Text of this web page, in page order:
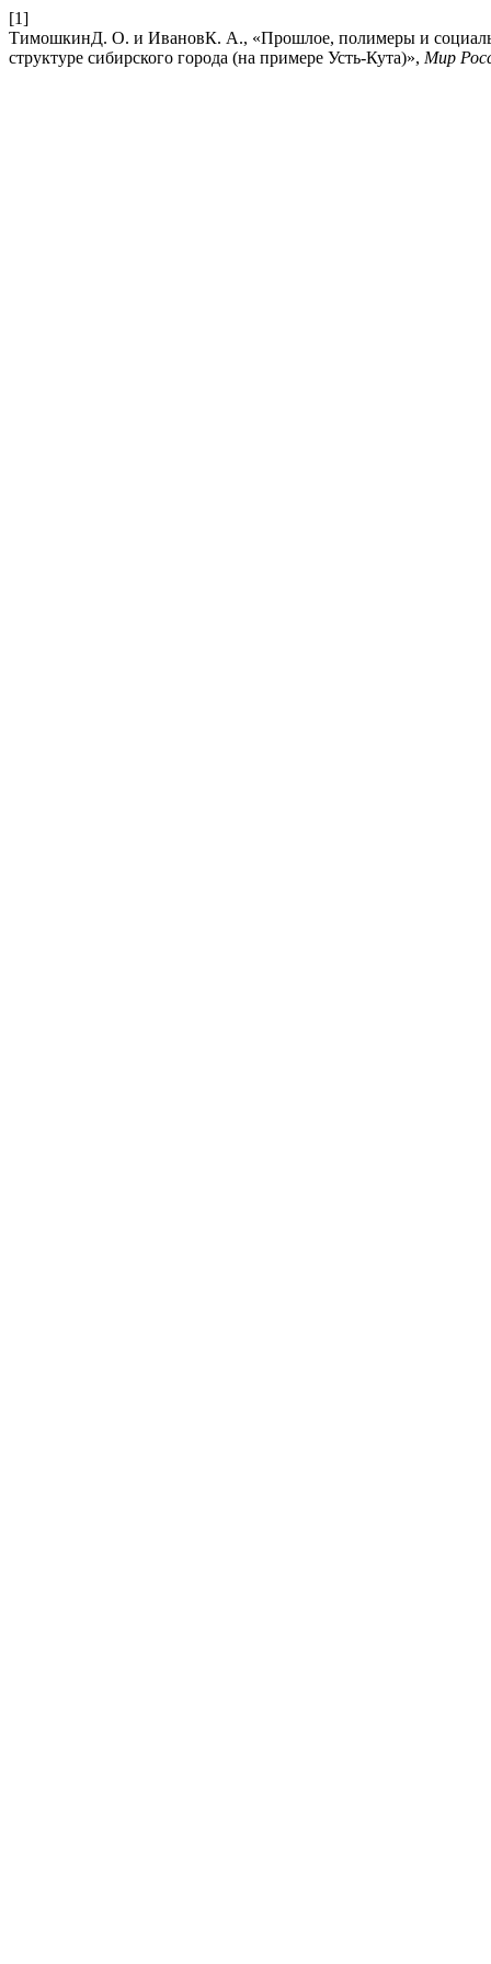
[1]
ТимошкинД. О. и ИвановК. А., «Прошлое, полимеры и
структуре сибирского города (на примере Усть-Кута)», Мир